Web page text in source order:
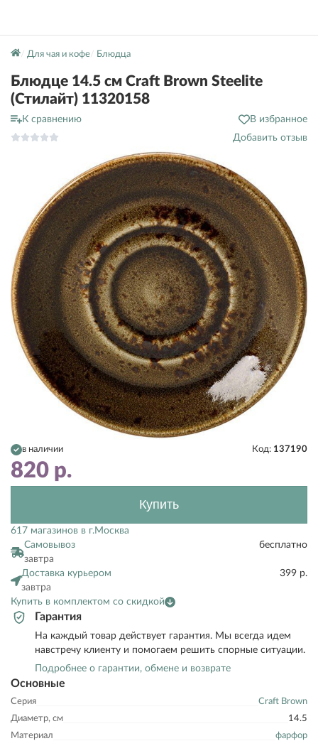
Для чая и кофе Блюдца
Блюдце 14.5 см Craft Brown Steelite
(Стилайт) 11320158
К сравнению
В избранное
Добавить отзыв
Основные
Серия
Craft Brown
Диаметр, см
14.5
Материал
фарфор
в наличии Код: 137190
820 р.
Купить
617 магазинов в г.Москва
Самовывоз
завтра
бесплатно
Доставка курьером
завтра
399 р.
Купить в комплектом со скидкой
Гарантия
На каждый товар действует гарантия. Мы всегда идем
навстречу клиенту и помогаем решить спорные ситуации.
Подробнее о гарантии, обмене и возврате